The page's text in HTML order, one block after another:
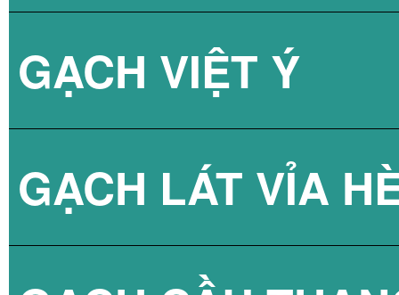
BÌNH NÓNG
GẠCH VIỆT Ý
GẠCH LÁT VỈA